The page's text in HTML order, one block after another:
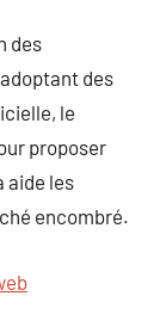
des
des
le
proposer
aide les
encombré.